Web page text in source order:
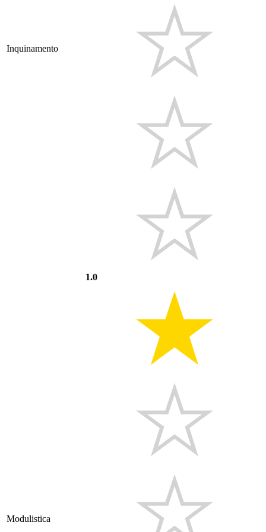
Inquinamento
1.0
Modulistica